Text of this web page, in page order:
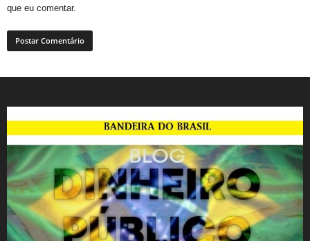
que eu comentar.